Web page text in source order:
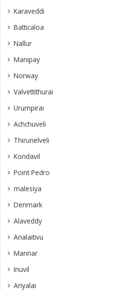
Karaveddi
Batticaloa
Nallur
Manipay
Norway
Valvettithurai
Urumpirai
Achchuveli
Thirunelveli
Kondavil
Point Pedro
malesiya
Denmark
Alaveddy
Analaitivu
Mannar
Inuvil
Ariyalai